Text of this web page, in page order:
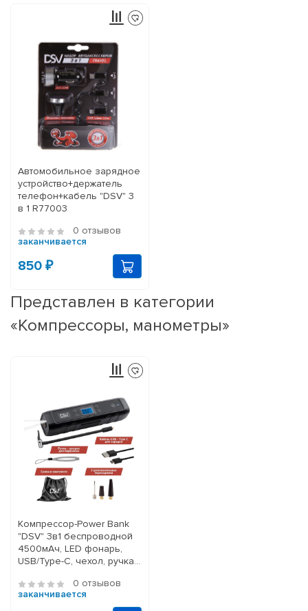
Автомобильное зарядное
устройство+держатель
телефон+кабель "DSV" 3
в 1 R77003
0 отзывов
заканчивается
850 ₽
Представлен в категории
«Компрессоры, манометры»
Компрессор-Power Bank
"DSV" 3в1 беспроводной
4500мАч, LED фонарь,
USB/Type-C, чехол, ручка-
0 отзывов
заканчивается